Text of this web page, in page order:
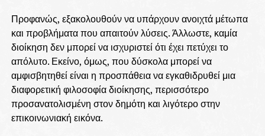
Προφανώς, εξακολουθούν να υπάρχουν ανοιχτά μέτωπα
και προβλήματα που απαιτούν λύσεις. Άλλωστε, καμία
διοίκηση δεν μπορεί να ισχυριστεί ότι έχει πετύχει το
απόλυτο. Εκείνο, όμως, που δύσκολα μπορεί να
αμφισβητηθεί είναι η προσπάθεια να εγκαθιδρυθεί μια
διαφορετική φιλοσοφία διοίκησης, περισσότερο
προσανατολισμένη στον δημότη και λιγότερο στην
επικοινωνιακή εικόνα.